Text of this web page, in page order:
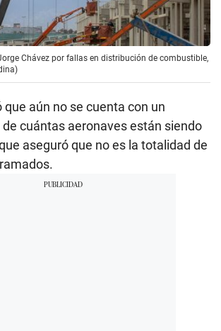
Chávez por fallas en distribución de combustible,
que aún no se cuenta con un
cuántas aeronaves están siendo
aseguró que no es la totalidad de